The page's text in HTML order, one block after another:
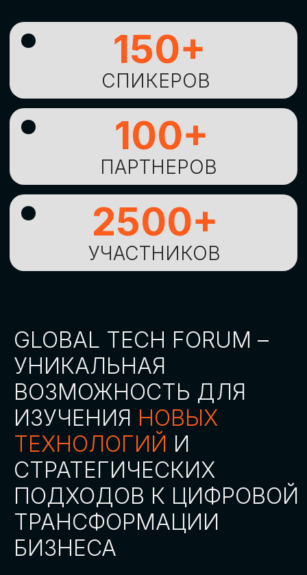
ИЗУЧЕНИЯНОВЫХ
ТЕХНОЛОГИЙИ
СТРАТЕГИЧЕСКИХ
ПОДХОДОВ К ЦИФРОВОЙ
ТРАНСФОРМАЦИИ
БИЗНЕСА
ОСТАВИТЬ
ЗАЯВКУ
АККРЕДИТАЦИЯ
СМИ
СКАЧАТЬ ПРОГРАММУ
СТАТЬ СПИКЕРОМ
Оставьте заявку, наши менеджеры
СТАТЬ УЧАСТНИКОМ